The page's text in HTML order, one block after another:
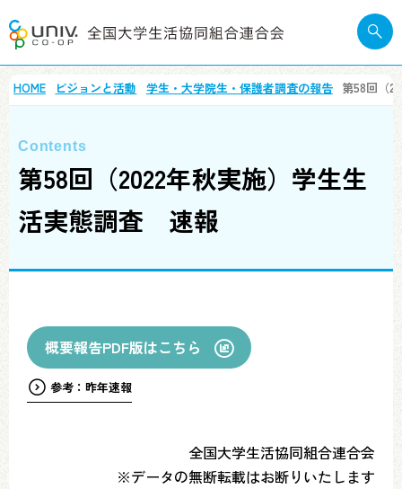
HOME ビジョンと活動 学生・大学院生・保護者調査の報告 第58回（
第58回（2022年秋実施）学生生
活実態調査 速報
概要報告PDF版はこちら
参考：昨年速報
全国大学生活協同組合連合会
※データの無断転載はお断りいたします